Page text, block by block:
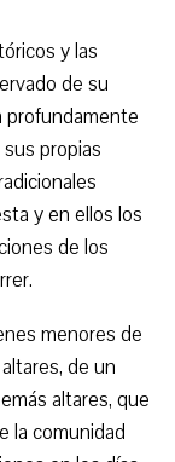
y las
de su
profundamente
propias
y en ellos los
de los
menores de
de un
altares, que
la comunidad